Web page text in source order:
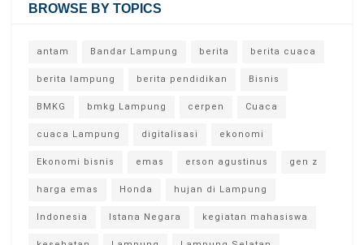
BROWSE BY TOPICS
antam Bandar Lampung berita berita cuaca
berita lampung berita pendidikan Bisnis
BMKG bmkg Lampung cerpen Cuaca
cuaca Lampung digitalisasi ekonomi
Ekonomi bisnis emas erson agustinus gen z
harga emas Honda hujan di Lampung
Indonesia Istana Negara kegiatan mahasiswa